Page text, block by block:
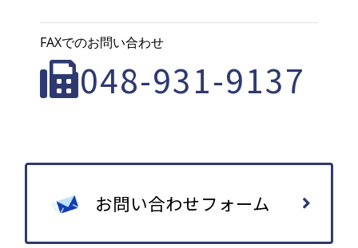
FAXでのお問い合わせ
048-931-9137
お問い合わせフォーム